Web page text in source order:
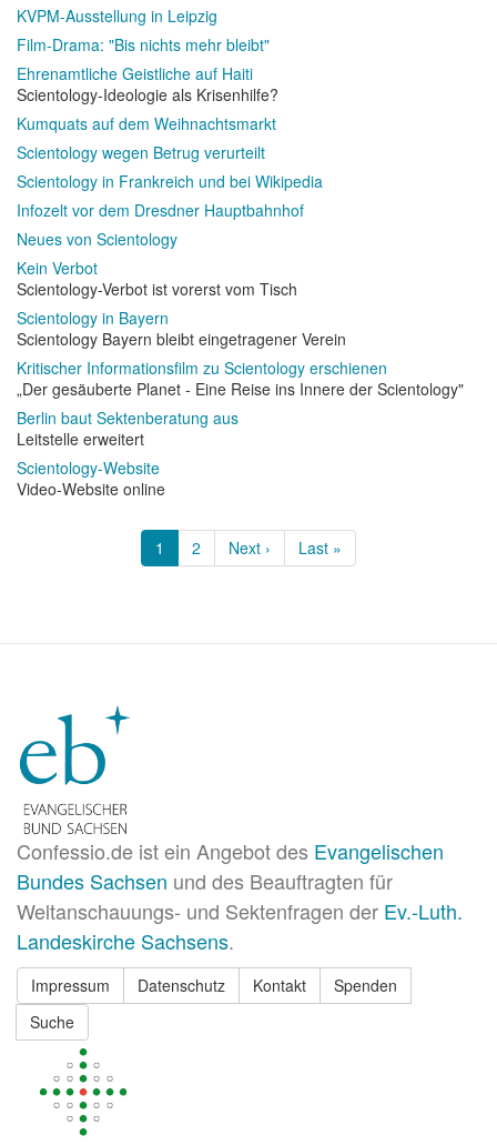
KVPM-Ausstellung in Leipzig
Film-Drama: "Bis nichts mehr bleibt"
Ehrenamtliche Geistliche auf Haiti
Scientology-Ideologie als Krisenhilfe?
Kumquats auf dem Weihnachtsmarkt
Scientology wegen Betrug verurteilt
Scientology in Frankreich und bei Wikipedia
Infozelt vor dem Dresdner Hauptbahnhof
Neues von Scientology
Kein Verbot
Scientology-Verbot ist vorerst vom Tisch
Scientology in Bayern
Scientology Bayern bleibt eingetragener Verein
Kritischer Informationsfilm zu Scientology erschienen
„Der gesäuberte Planet - Eine Reise ins Innere der Scientology"
Berlin baut Sektenberatung aus
Leitstelle erweitert
Scientology-Website
Video-Website online
Seitennummerierung
Aktuelle
Seite
1 Page
2
Nächste
Seite
Next ›
Letzte
Seite
Last »
Confessio.de ist ein Angebot des Evangelischen
Bundes Sachsen und des Beauftragten für
Weltanschauungs- und Sektenfragen der Ev.-Luth.
Landeskirche Sachsens.
Impressum Datenschutz Kontakt
Spenden
Suche